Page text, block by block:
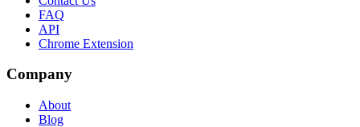
FAQ
API
Chrome Extension
Company
About
Blog